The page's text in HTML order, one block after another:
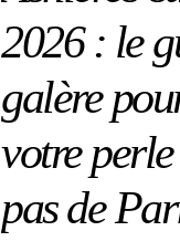
2026 : le
galère
votre
pas de